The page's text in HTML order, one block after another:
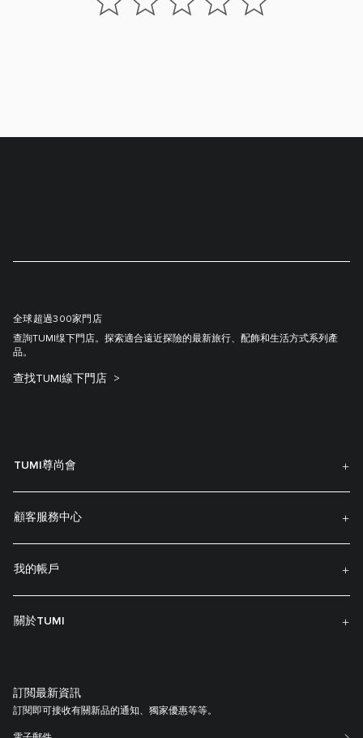
全球超過300家門店
查詢TUMI缐下門店。探索適合遠近探險的最新旅行、配飾和生活方式系列產
品。
查找TUMI線下門店
TUMI尊尚會
顧客服務中心
我的帳戶
關於TUMI
訂閲最新資訊
訂閱即可接收有關新品的通知、獨家優惠等等。